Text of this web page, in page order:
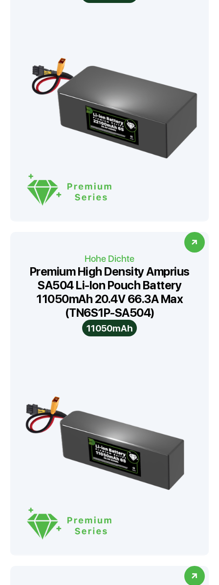
Molicel INR21700-P60C
Amprius SA17
Molicel INR21700-P50S Molicel INR21700-P50B
Samsung INR21700-50S
Hohe Dichte
Premium High Density Amprius
SA504 Li-Ion Pouch Battery
11050mAh 20.4V 66.3A Max
(TN6S1P-SA504)
11050mAh